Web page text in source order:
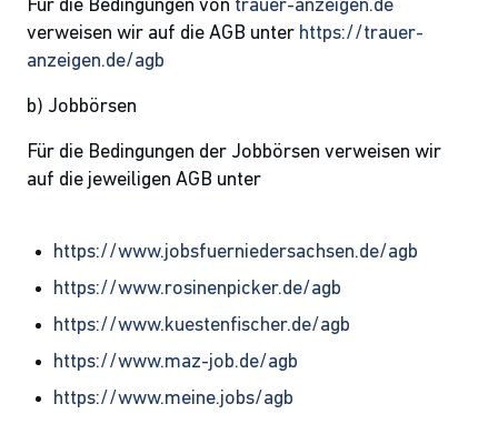
Für die Bedingungen von trauer-anzeigen.de
verweisen wir auf die AGB unter https://trauer-
anzeigen.de/agb
b) Jobbörsen
Für die Bedingungen der Jobbörsen verweisen wir
auf die jeweiligen AGB unter
https://www.jobsfuerniedersachsen.de/agb
https://www.rosinenpicker.de/agb
https://www.kuestenfischer.de/agb
https://www.maz-job.de/agb
https://www.meine.jobs/agb